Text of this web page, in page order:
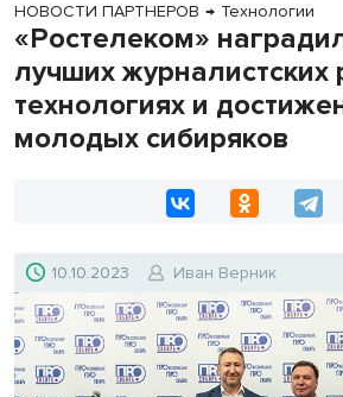
НОВОСТИ ПАРТНЕРОВ → Технологии
«Ростелеком»
лучших журналистских
технологиях и
молодых сибиряков
10.10.2023 Иван Верник